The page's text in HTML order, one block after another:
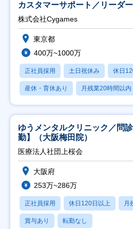
カスタマーサポート／リーダ
株式会社Cygames
東京都
400万~1000万
正社員採用 土日祝休み 休日
産休・育休あり 月残業20時間以内
ゆうメンタルクリニック／問
勤】（大阪梅田院）
医療法人社団上桜会
大阪府
253万~286万
正社員採用 休日120日以上 月
賞与あり 転勤なし